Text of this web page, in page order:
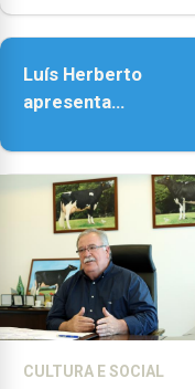
e
as
18h00.
Senhora da
Luís Herberto
apresenta
Paisagem’
CULTURA E SOCIAL